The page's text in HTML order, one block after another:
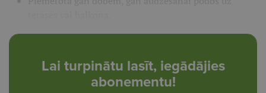
Lai turpinātu lasīt, iegādājies
abonementu!